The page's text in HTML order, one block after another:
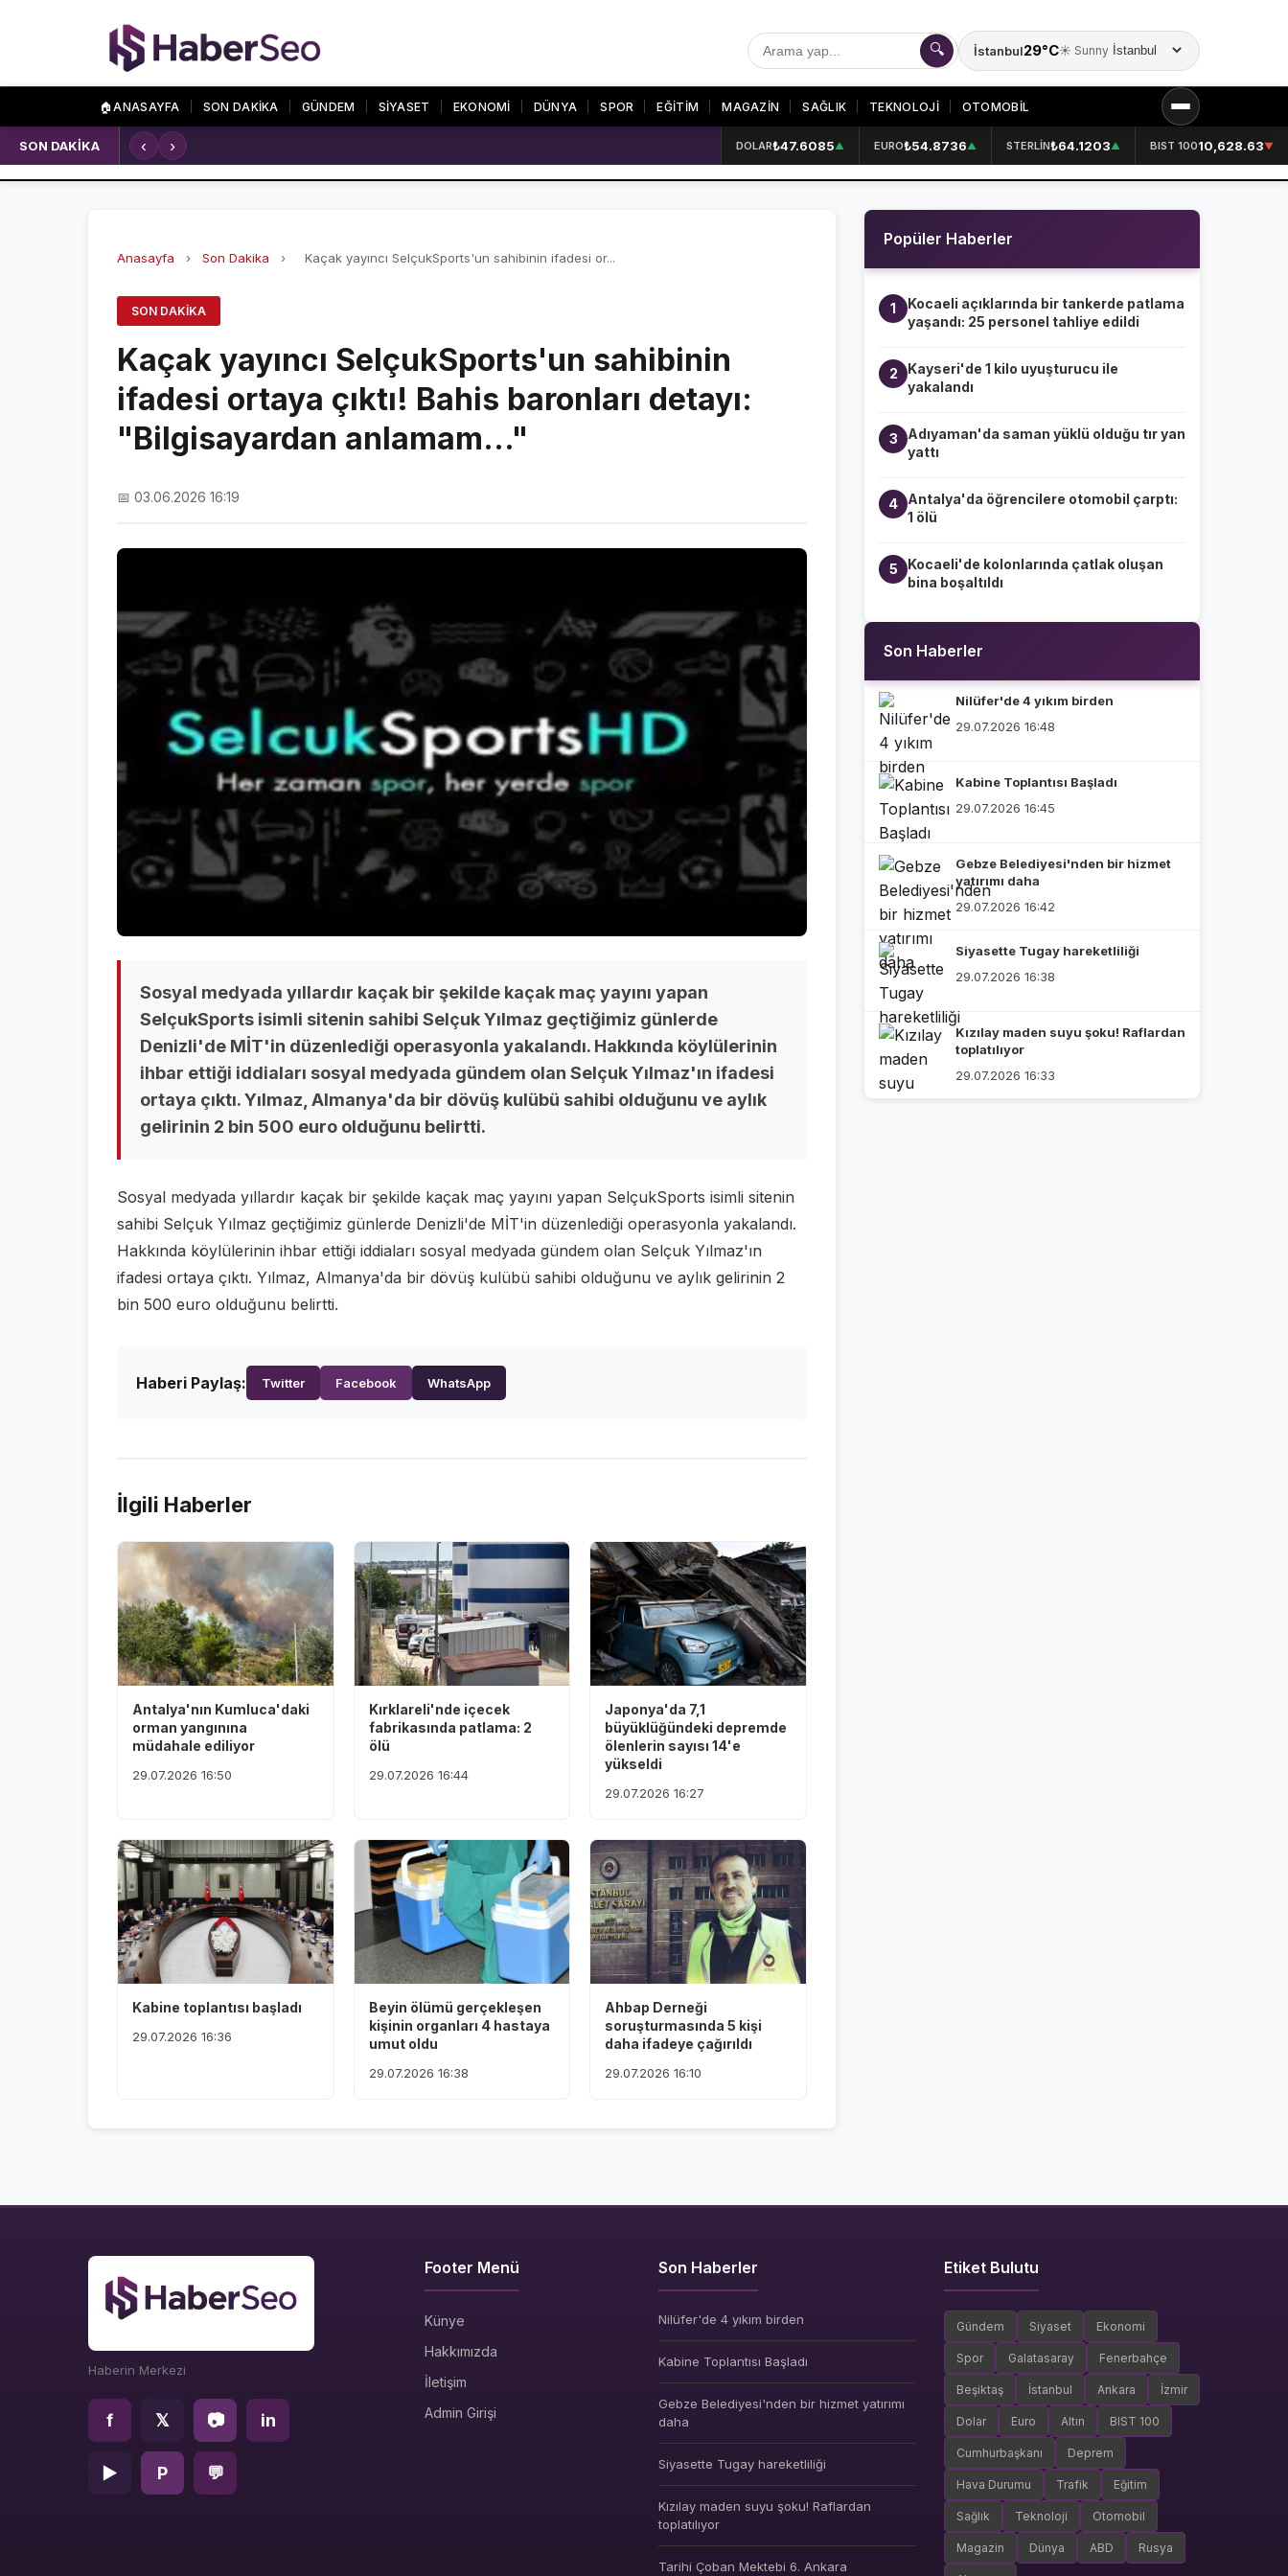
🔍 İstanbul29°C☀️ Sunny
Şehir seçin
🏠ANASAYFA SON DAKİKA GÜNDEM SİYASET EKONOMİ DÜNYA SPOR EĞİTİM MAGAZİN SAĞLIK TEKNOLOJİ OTOMOBİL
SPOR
GALATASARAY
BEŞİKTAŞ
ÖZEL SAYFALAR
ASTROLOJİ
NÖBETÇİ ECZANELER
SON DAKİKA
VİDEO GALERİ
GALERİLER KURUMSAL
SON DAKİKA ‹ › DOLAR₺47.6085▲ EURO₺54.8736▲ STERLİN₺64.1203▲ BIST 10010,628.63▼
Anasayfa › Son Dakika › Kaçak yayıncı SelçukSports'un sahibinin ifadesi or...
SON DAKIKA
Kaçak yayıncı SelçukSports'un sahibinin
ifadesi ortaya çıktı! Bahis baronları detayı:
"Bilgisayardan anlamam..."
📅 03.06.2026 16:19
Sosyal medyada yıllardır kaçak bir şekilde kaçak maç yayını yapan
SelçukSports isimli sitenin sahibi Selçuk Yılmaz geçtiğimiz günlerde
Denizli'de MİT'in düzenlediği operasyonla yakalandı. Hakkında köylülerinin
ihbar ettiği iddiaları sosyal medyada gündem olan Selçuk Yılmaz'ın ifadesi
ortaya çıktı. Yılmaz, Almanya'da bir dövüş kulübü sahibi olduğunu ve aylık
gelirinin 2 bin 500 euro olduğunu belirtti.
Sosyal medyada yıllardır kaçak bir şekilde kaçak maç yayını yapan SelçukSports isimli sitenin
sahibi Selçuk Yılmaz geçtiğimiz günlerde Denizli'de MİT'in düzenlediği operasyonla yakalandı.
Hakkında köylülerinin ihbar ettiği iddiaları sosyal medyada gündem olan Selçuk Yılmaz'ın
ifadesi ortaya çıktı. Yılmaz, Almanya'da bir dövüş kulübü sahibi olduğunu ve aylık gelirinin 2
bin 500 euro olduğunu belirtti.
Haberi Paylaş: Twitter Facebook WhatsApp
İlgili Haberler
Antalya'nın Kumluca'daki
orman yangınına
müdahale ediliyor
29.07.2026 16:50
Kırklareli'nde içecek
fabrikasında patlama: 2
ölü
29.07.2026 16:44
Japonya'da 7,1
büyüklüğündeki depremde
ölenlerin sayısı 14'e
yükseldi
29.07.2026 16:27
Kabine toplantısı başladı
29.07.2026 16:36
Beyin ölümü gerçekleşen
kişinin organları 4 hastaya
umut oldu
29.07.2026 16:38
Ahbap Derneği
soruşturmasında 5 kişi
daha ifadeye çağırıldı
29.07.2026 16:10
Popüler Haberler
1
Kocaeli açıklarında bir tankerde patlama
yaşandı: 25 personel tahliye edildi
2
Kayseri'de 1 kilo uyuşturucu ile
yakalandı
3
Adıyaman'da saman yüklü olduğu tır yan
yattı
4
Antalya'da öğrencilere otomobil çarptı:
1 ölü
5
Kocaeli'de kolonlarında çatlak oluşan
bina boşaltıldı
Son Haberler
Nilüfer'de 4 yıkım birden
29.07.2026 16:48
Kabine Toplantısı Başladı
29.07.2026 16:45
Gebze Belediyesi'nden bir hizmet
yatırımı daha
29.07.2026 16:42
Siyasette Tugay hareketliliği
29.07.2026 16:38
Kızılay maden suyu şoku! Raflardan
toplatılıyor
29.07.2026 16:33
Haberin Merkezi
f 𝕏 📷 in
▶ P 💬
Footer Menü
Künye
Hakkımızda
İletişim
Admin Girişi
Son Haberler
Nilüfer'de 4 yıkım birden
Kabine Toplantısı Başladı
Gebze Belediyesi'nden bir hizmet yatırımı
daha
Siyasette Tugay hareketliliği
Kızılay maden suyu şoku! Raflardan
toplatılıyor
Tarihi Çoban Mektebi 6. Ankara
Etiket Bulutu
Gündem Siyaset Ekonomi
Spor Galatasaray Fenerbahçe
Beşiktaş İstanbul Ankara İzmir
Dolar Euro Altın BIST 100
Cumhurbaşkanı Deprem
Hava Durumu Trafik Eğitim
Sağlık Teknoloji Otomobil
Magazin Dünya ABD Rusya